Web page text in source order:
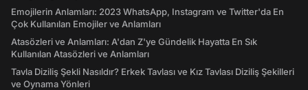
Emojilerin Anlamları: 2023 WhatsApp, Instagram ve Twitter'da En
Çok Kullanılan Emojiler ve Anlamları
Atasözleri ve Anlamları: A'dan Z'ye Gündelik Hayatta En Sık
Kullanılan Atasözleri ve Anlamları
Tavla Diziliş Şekli Nasıldır? Erkek Tavlası ve Kız Tavlası Diziliş Şekilleri
ve Oynama Yönleri